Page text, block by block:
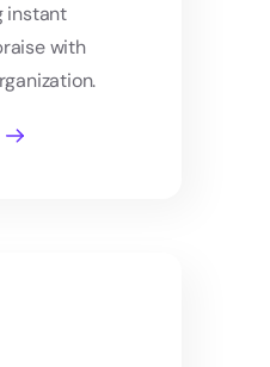
instant
with